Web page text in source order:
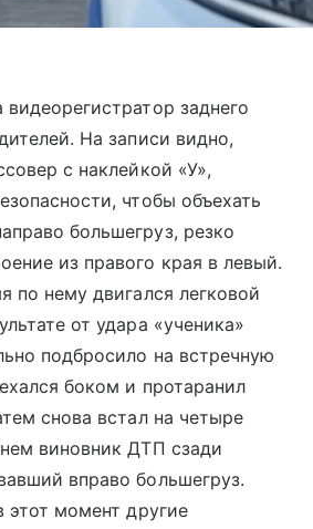
заднего
На записи видно,
с наклейкой «У»,
чтобы объехать
большегруз, резко
из правого края в левый.
по нему двигался легковой
от удара «ученика»
подбросило на встречную
боком и протаранил
снова встал на четыре
виновник ДТП сзади
вправо большегруз.
этот момент другие